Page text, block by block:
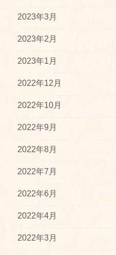
2023年3月
2023年2月
2023年1月
2022年12月
2022年10月
2022年9月
2022年8月
2022年7月
2022年6月
2022年4月
2022年3月